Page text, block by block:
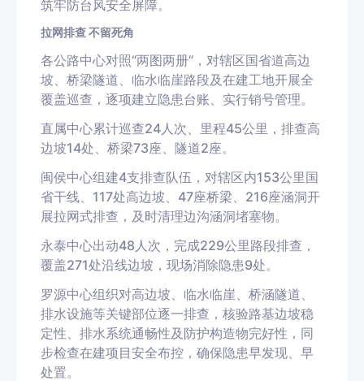
筑牢防台风安全屏障。
拉网排查 不留死角
各公路中心对照“两图两册”，对辖区国省道高边
坡、桥梁隧道、临水临崖路段及在建工地开展全
覆盖巡查，逐项建立隐患台账、实行销号管理。
直属中心累计巡查24人次、里程45公里，排查高
边坡14处、桥梁73座、隧道2座。
闽侯中心组建4支排查队伍，对辖区内153公里国
省干线、117处高边坡、47座桥梁、216座涵洞开
展拉网式排查，及时清理边沟涵洞堵塞物。
永泰中心出动48人次，完成229公里路段排查，
覆盖271处沿线边坡，现场消除隐患9处。
罗源中心组织对高边坡、临水临崖、桥涵隧道、
排水设施等关键部位逐一排查，核验路基边坡稳
定性、排水系统通畅性及防护构造物完好性，同
步检查在建项目安全布控，确保隐患早发现、早
处置。